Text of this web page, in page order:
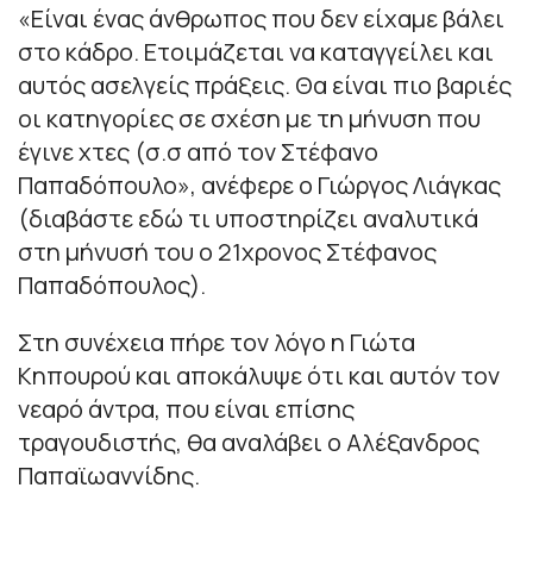
«Είναι ένας άνθρωπος που δεν είχαμε βάλει
στο κάδρο. Ετοιμάζεται να καταγγείλει και
αυτός ασελγείς πράξεις. Θα είναι πιο βαριές
οι κατηγορίες σε σχέση με τη μήνυση που
έγινε χτες (σ.σ από τον Στέφανο
Παπαδόπουλο», ανέφερε ο Γιώργος Λιάγκας
(διαβάστε εδώ τι υποστηρίζει αναλυτικά
στη μήνυσή του ο 21χρονος Στέφανος
Παπαδόπουλος).
Στη συνέχεια πήρε τον λόγο η Γιώτα
Κηπουρού και αποκάλυψε ότι και αυτόν τον
νεαρό άντρα, που είναι επίσης
τραγουδιστής, θα αναλάβει ο Αλέξανδρος
Παπαϊωαννίδης.